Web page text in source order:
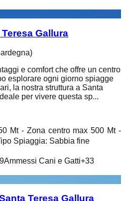
Gallura
e comfort che offre un centro
esplorare ogni giorno spiagge
la nostra struttura a Santa
per vivere questa sp...
Mt - Zona centro max 500 Mt -
Spiaggia: Sabbia fine
Ammessi Cani e Gatti+33
Teresa Gallura